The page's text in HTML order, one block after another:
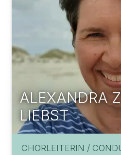
ALEXANDRA
LIEBST
CHORLEITERIN /